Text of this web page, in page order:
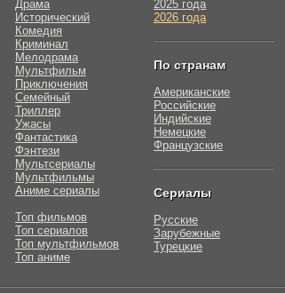
Драма
Исторический
Комедия
Криминал
Мелодрама
Мультфильм
Приключения
Семейный
Триллер
Ужасы
Фантастика
Фэнтези
Мультсериалы
Мультфильмы
Аниме сериалы
Топ фильмов
Топ сериалов
Топ мультфильмов
Топ аниме
2025 года
2026 года
По странам
Американские
Российские
Индийские
Немецкие
Французские
Сериалы
Русские
Зарубежные
Турецкие